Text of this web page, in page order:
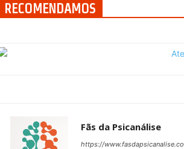
RECOMENDAMOS
Fãs da Psicanálise
https://